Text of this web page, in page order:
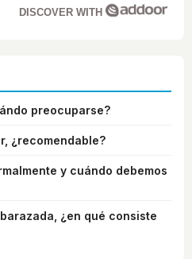
DISCOVER WITH
preocuparse?
¿recomendable?
y cuándo debemos
¿en qué consiste